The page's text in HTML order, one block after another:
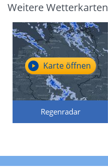
Weitere Wetterkarten
Regenradar
Karte öffnen